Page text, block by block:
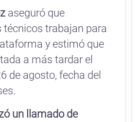
aseguró que
trabajan para
y estimó que
a más tardar el
de agosto, fecha del
un llamado de